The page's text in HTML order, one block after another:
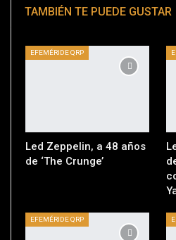
TAMBIÉN TE PUEDE GUSTAR
EFEMÉRIDE QRP
Led Zeppelin, a 48 años
de ‘The Crunge’
EFEMÉRIDE QRP